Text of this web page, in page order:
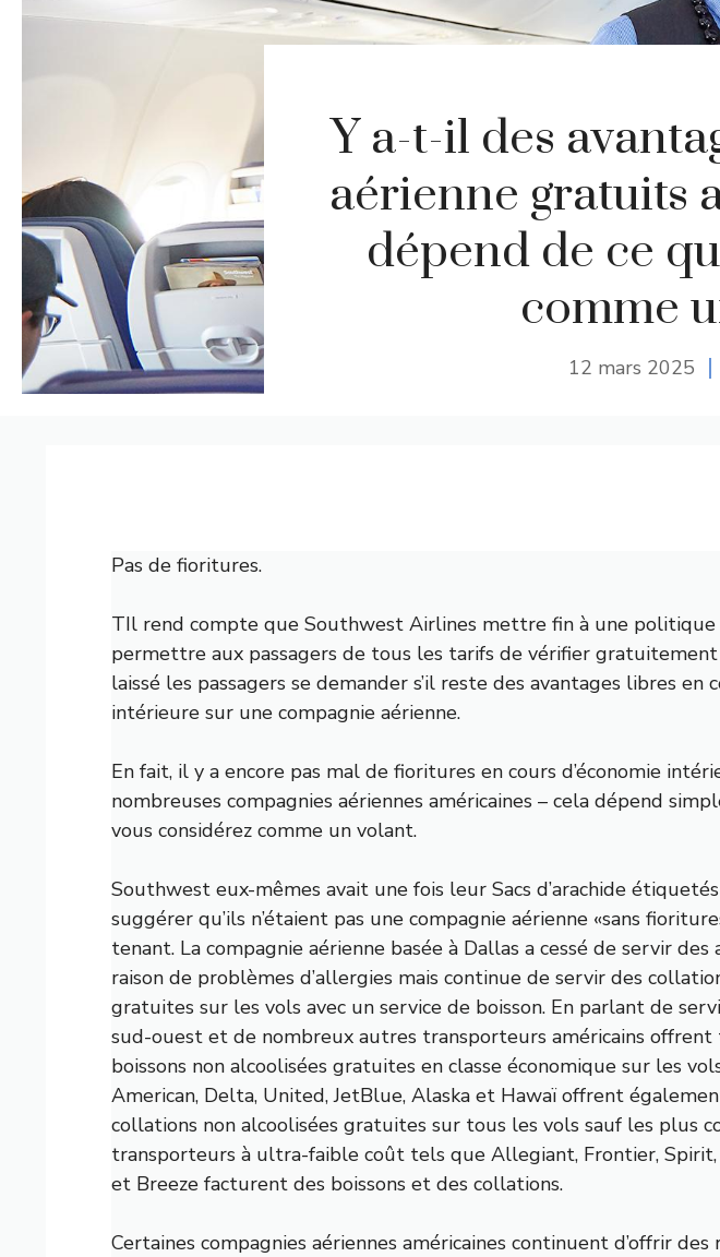
Y a-t-il des
aérienne gratuits
dépend de ce
comme
12 mars 2025
Pas de fioritures.
TIl rend compte que Southwest Airlines mettre fin à une
permettre aux passagers de tous les tarifs de vérifier
laissé les passagers se demander s’il reste des avantages libres en
intérieure sur une compagnie aérienne.
En fait, il y a encore pas mal de fioritures en cours d’économie
nombreuses compagnies aériennes américaines – cela dépend
vous considérez comme un volant.
Southwest eux-mêmes avait une fois leur Sacs d’arachide
suggérer qu’ils n’étaient pas une compagnie aérienne «sans
tenant. La compagnie aérienne basée à Dallas a cessé de servir des
raison de problèmes d’allergies mais continue de servir des
gratuites sur les vols avec un service de boisson. En parlant de
sud-ouest et de nombreux autres transporteurs américains offrent
boissons non alcoolisées gratuites en classe économique sur les
American, Delta, United, JetBlue, Alaska et Hawaï offrent
collations non alcoolisées gratuites sur tous les vols sauf les plus
transporteurs à ultra-faible coût tels que Allegiant, Frontier, Spirit,
et Breeze facturent des boissons et des collations.
Certaines compagnies aériennes américaines continuent d’offrir